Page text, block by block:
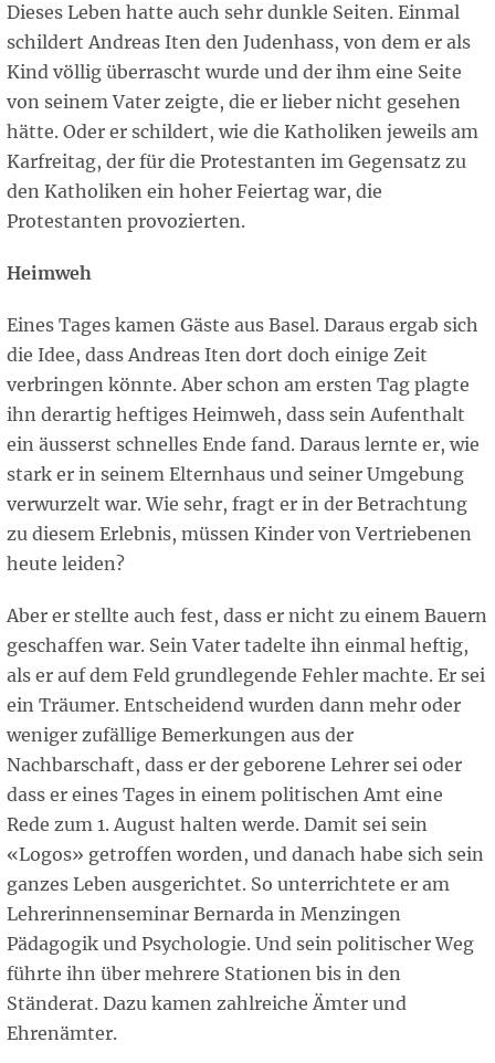
Dieses Leben hatte auch sehr dunkle Seiten. Einmal
schildert Andreas Iten den Judenhass, von dem er als
Kind völlig überrascht wurde und der ihm eine Seite
von seinem Vater zeigte, die er lieber nicht gesehen
hätte. Oder er schildert, wie die Katholiken jeweils am
Karfreitag, der für die Protestanten im Gegensatz zu
den Katholiken ein hoher Feiertag war, die
Protestanten provozierten.
Heimweh
Eines Tages kamen Gäste aus Basel. Daraus ergab sich
die Idee, dass Andreas Iten dort doch einige Zeit
verbringen könnte. Aber schon am ersten Tag plagte
ihn derartig heftiges Heimweh, dass sein Aufenthalt
ein äusserst schnelles Ende fand. Daraus lernte er, wie
stark er in seinem Elternhaus und seiner Umgebung
verwurzelt war. Wie sehr, fragt er in der Betrachtung
zu diesem Erlebnis, müssen Kinder von Vertriebenen
heute leiden?
Aber er stellte auch fest, dass er nicht zu einem Bauern
geschaffen war. Sein Vater tadelte ihn einmal heftig,
als er auf dem Feld grundlegende Fehler machte. Er sei
ein Träumer. Entscheidend wurden dann mehr oder
weniger zufällige Bemerkungen aus der
Nachbarschaft, dass er der geborene Lehrer sei oder
dass er eines Tages in einem politischen Amt eine
Rede zum 1. August halten werde. Damit sei sein
«Logos» getroffen worden, und danach habe sich sein
ganzes Leben ausgerichtet. So unterrichtete er am
Lehrerinnenseminar Bernarda in Menzingen
Pädagogik und Psychologie. Und sein politischer Weg
führte ihn über mehrere Stationen bis in den
Ständerat. Dazu kamen zahlreiche Ämter und
Ehrenämter.